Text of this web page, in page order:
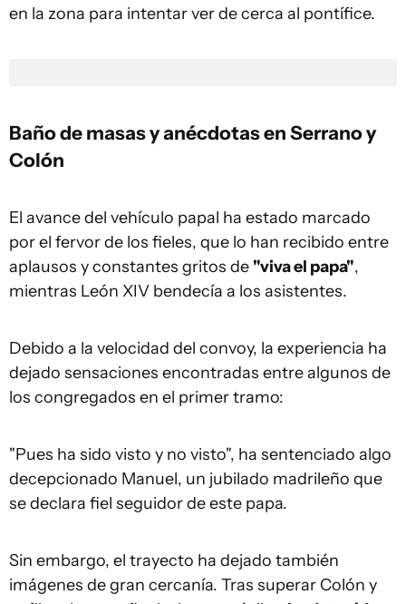
en la zona para intentar ver de cerca al pontífice.
Baño de masas y anécdotas en Serrano y
Colón
El avance del vehículo papal ha estado marcado
por el fervor de los fieles, que lo han recibido entre
aplausos y constantes gritos de "viva el papa",
mientras León XIV bendecía a los asistentes.
Debido a la velocidad del convoy, la experiencia ha
dejado sensaciones encontradas entre algunos de
los congregados en el primer tramo:
"Pues ha sido visto y no visto", ha sentenciado algo
decepcionado Manuel, un jubilado madrileño que
se declara fiel seguidor de este papa.
Sin embargo, el trayecto ha dejado también
imágenes de gran cercanía. Tras superar Colón y